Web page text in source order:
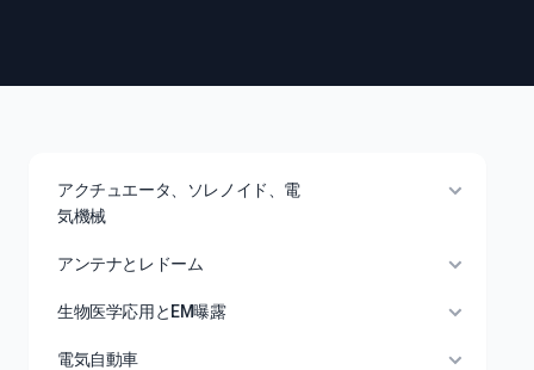
アクチュエータ、ソレノイド、電
気機械
アンテナとレドーム
生物医学応用とEM曝露
電気自動車